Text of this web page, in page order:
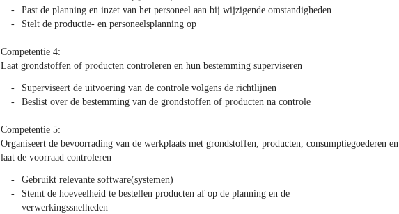
Past de planning en inzet van het personeel aan bij wijzigende omstandigheden
Stelt de productie- en personeelsplanning op
Competentie 4:
Laat grondstoffen of producten controleren en hun bestemming superviseren
Superviseert de uitvoering van de controle volgens de richtlijnen
Beslist over de bestemming van de grondstoffen of producten na controle
Competentie 5:
Organiseert de bevoorrading van de werkplaats met grondstoffen, producten, consumptiegoederen en
laat de voorraad controleren
Gebruikt relevante software(systemen)
Stemt de hoeveelheid te bestellen producten af op de planning en de
verwerkingssnelheden